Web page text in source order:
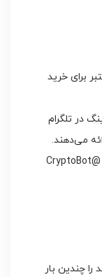
برای خرید
در تلگرام
می‌دهند.
فقط از ربات‌های رسمی مانند @Wallet یا @CryptoBot
چندین بار